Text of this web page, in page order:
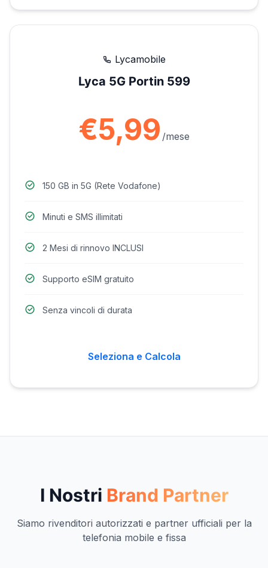
Lycamobile
Lyca 5G Portin 599
€5,99 /mese
150 GB in 5G (Rete Vodafone)
Minuti e SMS illimitati
2 Mesi di rinnovo INCLUSI
Supporto eSIM gratuito
Senza vincoli di durata
Seleziona e Calcola
I Nostri Brand Partner
Siamo rivenditori autorizzati e partner ufficiali per la
telefonia mobile e fissa